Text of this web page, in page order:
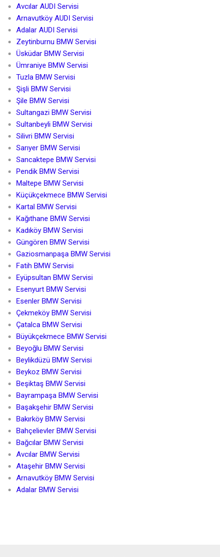
Avcılar AUDI Servisi
Arnavutköy AUDI Servisi
Adalar AUDI Servisi
Zeytinburnu BMW Servisi
Üsküdar BMW Servisi
Ümraniye BMW Servisi
Tuzla BMW Servisi
Şişli BMW Servisi
Şile BMW Servisi
Sultangazi BMW Servisi
Sultanbeyli BMW Servisi
Silivri BMW Servisi
Sarıyer BMW Servisi
Sancaktepe BMW Servisi
Pendik BMW Servisi
Maltepe BMW Servisi
Küçükçekmece BMW Servisi
Kartal BMW Servisi
Kağıthane BMW Servisi
Kadıköy BMW Servisi
Güngören BMW Servisi
Gaziosmanpaşa BMW Servisi
Fatih BMW Servisi
Eyüpsultan BMW Servisi
Esenyurt BMW Servisi
Esenler BMW Servisi
Çekmeköy BMW Servisi
Çatalca BMW Servisi
Büyükçekmece BMW Servisi
Beyoğlu BMW Servisi
Beylikdüzü BMW Servisi
Beykoz BMW Servisi
Beşiktaş BMW Servisi
Bayrampaşa BMW Servisi
Başakşehir BMW Servisi
Bakırköy BMW Servisi
Bahçelievler BMW Servisi
Bağcılar BMW Servisi
Avcılar BMW Servisi
Ataşehir BMW Servisi
Arnavutköy BMW Servisi
Adalar BMW Servisi